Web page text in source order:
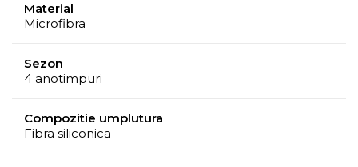
Material
Microfibra
Sezon
4 anotimpuri
Compozitie umplutura
Fibra siliconica